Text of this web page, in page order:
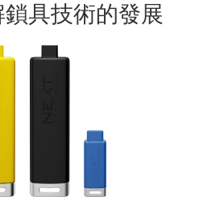
具技術的發展